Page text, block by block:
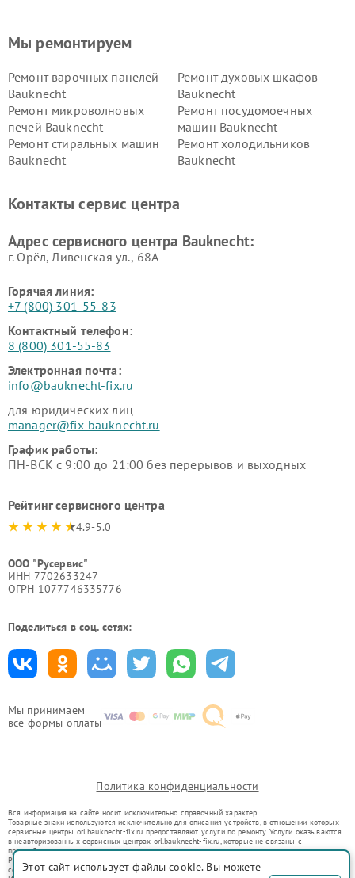
Мы принимаем
все формы оплаты
Мы ремонтируем
Ремонт варочных панелей
Bauknecht
Ремонт духовых шкафов
Bauknecht
Ремонт микроволновых
печей Bauknecht
Ремонт посудомоечных
машин Bauknecht
Ремонт стиральных машин
Bauknecht
Ремонт холодильников
Bauknecht
Контакты сервис центра
Адрес сервисного центра Bauknecht:
г. Орёл, Ливенская ул., 68А
Горячая линия:
+7 (800) 301-55-83
Контактный телефон:
8 (800) 301-55-83
Электронная почта:
info@bauknecht-fix.ru
для юридических лиц
manager@fix-bauknecht.ru
График работы:
ПН-ВСК с 9:00 до 21:00 без перерывов и выходных
Рейтинг сервисного центра
4.9-5.0
ООО "Русервис"
ИНН 7702633247
ОГРН 1077746335776
Поделиться в соц. сетях:
Политика конфиденциальности
Вся информация на сайте носит исключительно справочный характер.
Товарные знаки используются исключительно для описания устройств, в отношении которых
сервисные центры orl.bauknecht-fix.ru предоставляют услуги по ремонту. Услуги оказываются
в неавторизованных сервисных центрах orl.bauknecht-fix.ru, которые не связаны с
правообладателями товарных знаков или их официальными представителями.
Ремонт осуществляется для устройств, уже введенных в гражданский оборот в соответствии
со статьей 1487 ГК РФ.
Этот сайт использует файлы cookie. Вы можете